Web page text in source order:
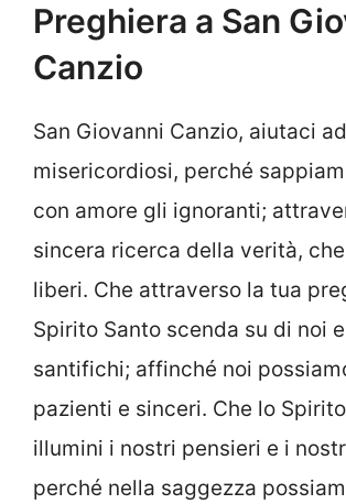
Preghiera a San
Canzio
San Giovanni Canzio, aiutaci
misericordiosi, perché
con amore gli ignoranti;
sincera ricerca della verità,
liberi. Che attraverso la tua
Spirito Santo scenda su di noi
santifichi; affinché noi
pazienti e sinceri. Che lo
illumini i nostri pensieri e i
perché nella saggezza